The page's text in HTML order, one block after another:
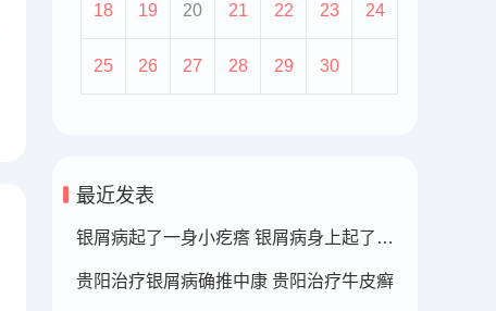
18 19 20 21 22 23 24
25 26 27 28 29 30
最近发表
银屑病起了一身小疙瘩 银屑病身上起了好多疙瘩
贵阳治疗银屑病确推中康 贵阳治疗牛皮癣